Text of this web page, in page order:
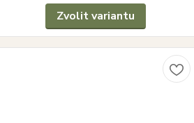
Zvolit variantu